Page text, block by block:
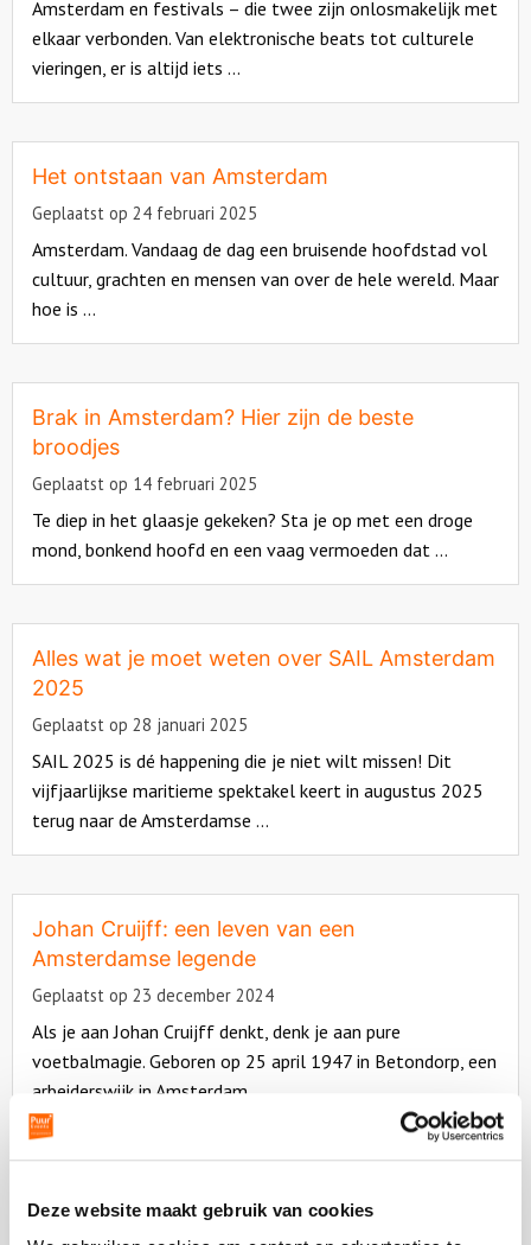
Deze website maakt gebruik van cookies
Amsterdam en festivals – die twee zijn onlosmakelijk met
elkaar verbonden. Van elektronische beats tot culturele
vieringen, er is altijd iets ...
more
about
Het ontstaan van Amsterdam
Geplaatst op 24 februari 2025
Amsterdam. Vandaag de dag een bruisende hoofdstad vol
cultuur, grachten en mensen van over de hele wereld. Maar
hoe is ...
more
about
Brak in Amsterdam? Hier zijn de beste
broodjes
Geplaatst op 14 februari 2025
Te diep in het glaasje gekeken? Sta je op met een droge
mond, bonkend hoofd en een vaag vermoeden dat ...
more
about
Alles wat je moet weten over SAIL Amsterdam
2025
Geplaatst op 28 januari 2025
SAIL 2025 is dé happening die je niet wilt missen! Dit
vijfjaarlijkse maritieme spektakel keert in augustus 2025
terug naar de Amsterdamse ...
more
about
Johan Cruijff: een leven van een
Amsterdamse legende
Geplaatst op 23 december 2024
Als je aan Johan Cruijff denkt, denk je aan pure
voetbalmagie. Geboren op 25 april 1947 in Betondorp, een
arbeiderswijk in Amsterdam, ...
Read
more
Dit is waarom jij een Bob Ross Workshop in